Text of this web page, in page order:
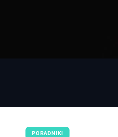
PORADNIKI